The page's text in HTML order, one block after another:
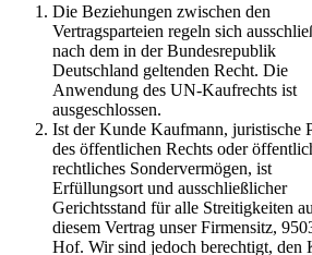
Die Beziehungen zwischen den
Vertragsparteien regeln sich
nach dem in der Bundesrepublik
Deutschland geltenden Recht. Die
Anwendung des UN-Kaufrechts ist
ausgeschlossen.
Ist der Kunde Kaufmann, juristische
des öffentlichen Rechts oder
rechtliches Sondervermögen, ist
Erfüllungsort und ausschließlicher
Gerichtsstand für alle Streitigkeiten
diesem Vertrag unser Firmensitz,
Hof. Wir sind jedoch berechtigt, den